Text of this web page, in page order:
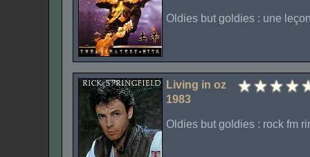
Oldies but goldies : une
Living in oz
1983
Oldies but goldies : rock fm